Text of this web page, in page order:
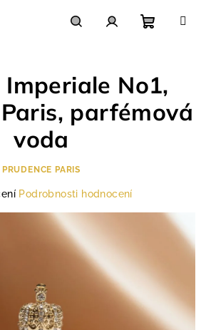
košík
Imperiale No1,
parfémová
voda
PRUDENCE PARIS
Podrobnosti hodnocení